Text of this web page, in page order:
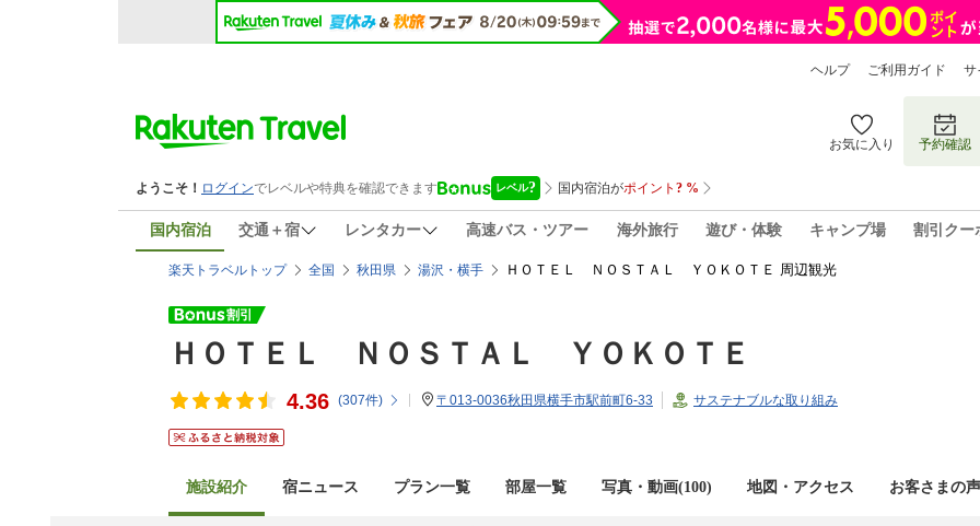
ヘルプ ご利用ガイド サ
お気に入り 予約確認
国内宿泊 交通＋宿 レンタカー 高速バス・ツアー 海外旅行 遊び・体験 キャンプ場 割引クー
楽天トラベルトップ 全国 秋田県 湯沢・横手 ＨＯＴＥＬ ＮＯＳＴＡＬ ＹＯＫＯＴＥ 周辺観光
ＨＯＴＥＬ ＮＯＳＴＡＬ ＹＯＫＯＴＥ
4.36 (307件) 〒013-0036秋田県横手市駅前町6-33 サステナブルな取り組み
施設紹介 宿ニュース プラン一覧 部屋一覧 写真・動画(100) 地図・アクセス お客さまの